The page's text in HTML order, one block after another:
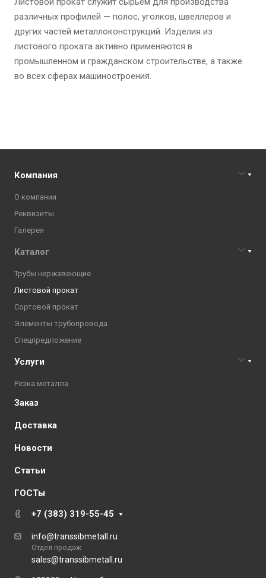
различных профилей — полос, уголков, швеллеров и
других частей металлоконструкций. Изделия из
листового проката активно применяются в
промышленном и гражданском строительстве, а также
во всех сферах машиностроения.
Компания
О компании
Реквизиты
Галерея
Каталог
Трубы нержавеющие
Листовой прокат
Сортовой прокат
Элементы трубопровода
Спецпредложение
Услуги
Резка металла
Заказ
Доставка
Новости
Статьи
ГОСТы
+7 (383) 319-55-45
info@transsibmetall.ru
Отдел продаж
sales@transsibmetall.ru